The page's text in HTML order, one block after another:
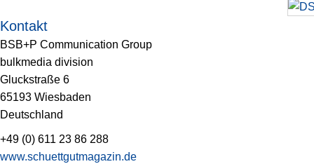
Kontakt
BSB+P Communication Group
bulkmedia division
Gluckstraße 6
65193 Wiesbaden
Deutschland
+49 (0) 611 23 86 288
www.schuettgutmagazin.de